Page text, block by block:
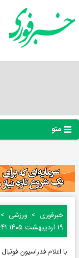
منو
خبرفوری ورزشی
۱۹ اردیبهشت ۱۴۰۵ ۱۲:۴۱
با اعلام فدراسیون فوتبال